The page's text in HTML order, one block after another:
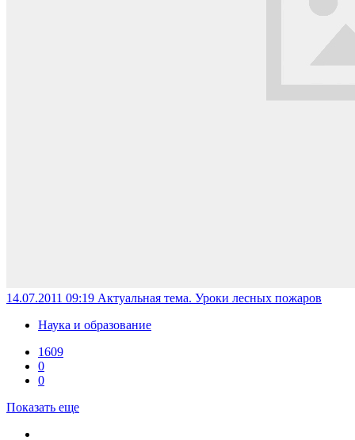
14.07.2011 09:19 Актуальная тема. Уроки лесных пожаров
Наука и образование
1609
0
0
Показать еще